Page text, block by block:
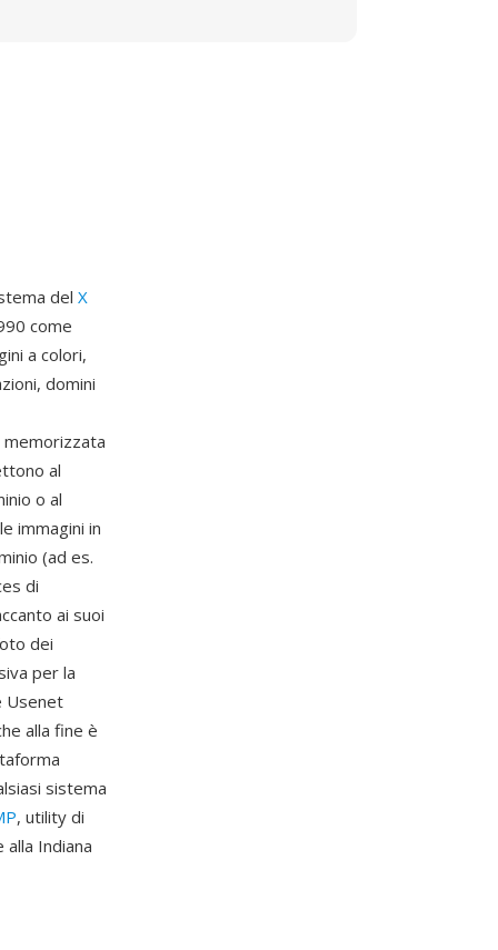
del X
come
a colori,
domini
memorizzata
al
o al
immagini in
(ad es.
di
ai suoi
dei
per la
Usenet
alla fine è
sistema
, utility di
Indiana